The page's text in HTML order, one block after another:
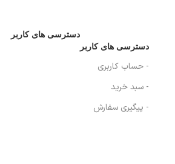
دسترسی های کاربر
دسترسی های کاربر
- حساب کاربری
- سبد خرید
- پیگیری سفارش